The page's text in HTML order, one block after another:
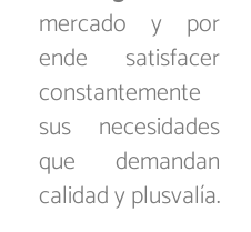
mercado y por
ende satisfacer
constantemente
sus necesidades
que demandan
calidad y plusvalía.